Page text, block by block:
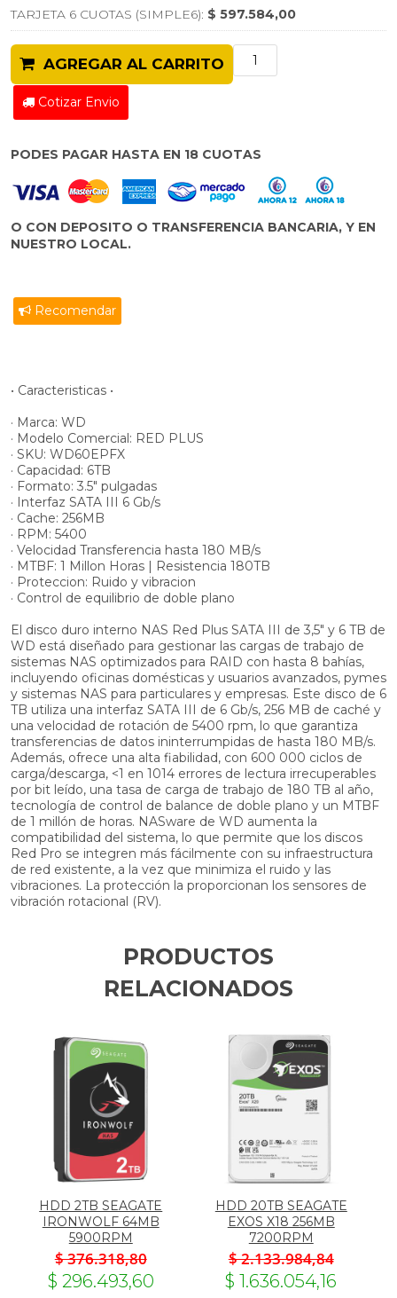
TARJETA 6 CUOTAS (SIMPLE6): $ 597.584,00
AGREGAR AL CARRITO
Cotizar Envio
PODES PAGAR HASTA EN 18 CUOTAS
O CON DEPOSITO O TRANSFERENCIA BANCARIA, Y EN
NUESTRO LOCAL.
Recomendar
• Caracteristicas •
· Marca: WD
· Modelo Comercial: RED PLUS
· SKU: WD60EPFX
· Capacidad: 6TB
· Formato: 3.5" pulgadas
· Interfaz SATA III 6 Gb/s
· Cache: 256MB
· RPM: 5400
· Velocidad Transferencia hasta 180 MB/s
· MTBF: 1 Millon Horas | Resistencia 180TB
· Proteccion: Ruido y vibracion
· Control de equilibrio de doble plano
El disco duro interno NAS Red Plus SATA III de 3,5" y 6 TB de
WD está diseñado para gestionar las cargas de trabajo de
sistemas NAS optimizados para RAID con hasta 8 bahías,
incluyendo oficinas domésticas y usuarios avanzados, pymes
y sistemas NAS para particulares y empresas. Este disco de 6
TB utiliza una interfaz SATA III de 6 Gb/s, 256 MB de caché y
una velocidad de rotación de 5400 rpm, lo que garantiza
transferencias de datos ininterrumpidas de hasta 180 MB/s.
Además, ofrece una alta fiabilidad, con 600 000 ciclos de
carga/descarga, <1 en 1014 errores de lectura irrecuperables
por bit leído, una tasa de carga de trabajo de 180 TB al año,
tecnología de control de balance de doble plano y un MTBF
de 1 millón de horas. NASware de WD aumenta la
compatibilidad del sistema, lo que permite que los discos
Red Pro se integren más fácilmente con su infraestructura
de red existente, a la vez que minimiza el ruido y las
vibraciones. La protección la proporcionan los sensores de
vibración rotacional (RV).
PRODUCTOS
RELACIONADOS
HDD 2TB SEAGATE
IRONWOLF 64MB
5900RPM
$ 376.318,80
$ 296.493,60
HDD 20TB SEAGATE
EXOS X18 256MB
7200RPM
$ 2.133.984,84
$ 1.636.054,16